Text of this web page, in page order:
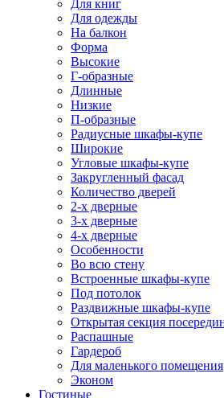
Для книг
Для одежды
На балкон
Форма
Высокие
Г-образные
Длинные
Низкие
П-образные
Радиусные шкафы-купе
Широкие
Угловые шкафы-купе
Закругленный фасад
Количество дверей
2-х дверные
3-х дверные
4-х дверные
Особенности
Во всю стену
Встроенные шкафы-купе
Под потолок
Раздвижные шкафы-купе
Открытая секция
Распашные
Гардероб
Для маленького помещения
Эконом
Гостиные